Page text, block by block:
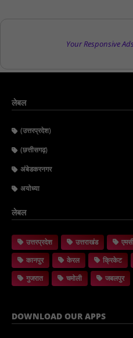
Your Responsive
लेबल
(उत्तरप्रदेश)
(छत्तीसगढ़)
अंबेडकरनगर
अयोध्या
लेबल
उत्तरप्रदेश उत्तराखंड
कानपुर
केरल क्रिकेट
गुजरात
चमोली जबलपुर
DOWNLOAD OUR APPS